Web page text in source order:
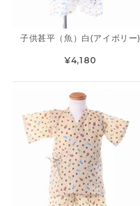
子供甚平（魚）白(アイボリー)
¥4,180